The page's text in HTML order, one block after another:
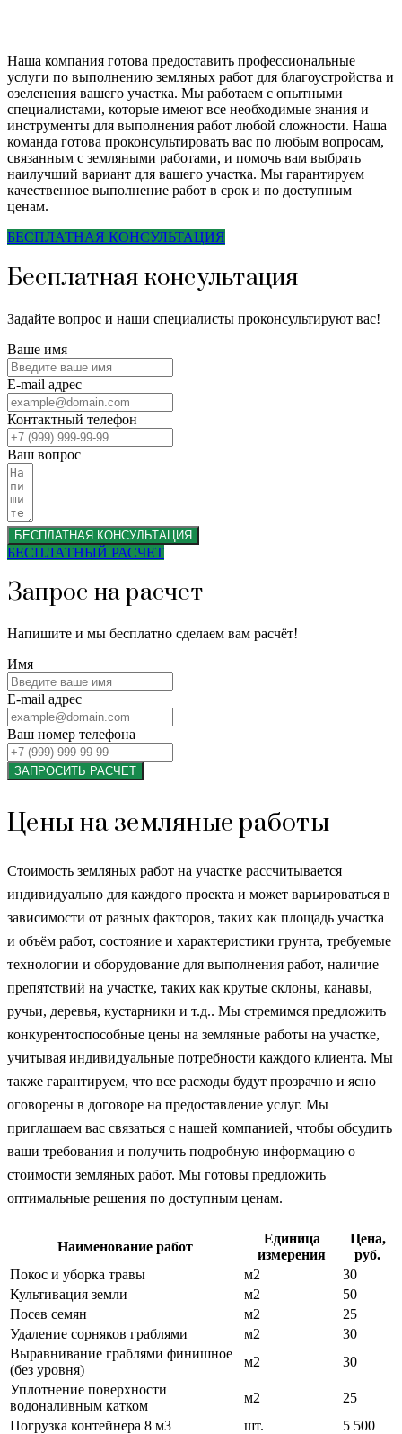
Наша компания готова предоставить профессиональные
услуги по выполнению земляных работ для благоустройства и
озеленения вашего участка. Мы работаем с опытными
специалистами, которые имеют все необходимые знания и
инструменты для выполнения работ любой сложности. Наша
команда готова проконсультировать вас по любым вопросам,
связанным с земляными работами, и помочь вам выбрать
наилучший вариант для вашего участка. Мы гарантируем
качественное выполнение работ в срок и по доступным
ценам.
БЕСПЛАТНАЯ КОНСУЛЬТАЦИЯ
Бесплатная консультация
Задайте вопрос и наши специалисты проконсультируют вас!
Ваше имя
E-mail адрес
Контактный телефон
Ваш вопрос
БЕСПЛАТНАЯ КОНСУЛЬТАЦИЯ
БЕСПЛАТНЫЙ РАСЧЕТ
Запрос на расчет
Напишите и мы бесплатно сделаем вам расчёт!
Имя
E-mail адрес
Ваш номер телефона
ЗАПРОСИТЬ РАСЧЕТ
Цены на земляные работы
Стоимость земляных работ на участке рассчитывается
индивидуально для каждого проекта и может варьироваться в
зависимости от разных факторов, таких как площадь участка
и объём работ, состояние и характеристики грунта, требуемые
технологии и оборудование для выполнения работ, наличие
препятствий на участке, таких как крутые склоны, канавы,
ручьи, деревья, кустарники и т.д.. Мы стремимся предложить
конкурентоспособные цены на земляные работы на участке,
учитывая индивидуальные потребности каждого клиента. Мы
также гарантируем, что все расходы будут прозрачно и ясно
оговорены в договоре на предоставление услуг. Мы
приглашаем вас связаться с нашей компанией, чтобы обсудить
ваши требования и получить подробную информацию о
стоимости земляных работ. Мы готовы предложить
оптимальные решения по доступным ценам.
Наименование работ
Единица
измерения
Цена,
руб.
Покос и уборка травы
м2
30
Культивация земли
м2
50
Посев семян
м2
25
Удаление сорняков граблями
м2
30
Выравнивание граблями финишное
(без уровня)
м2
30
Уплотнение поверхности
водоналивным катком
м2
25
Погрузка контейнера 8 м3
шт.
5 500